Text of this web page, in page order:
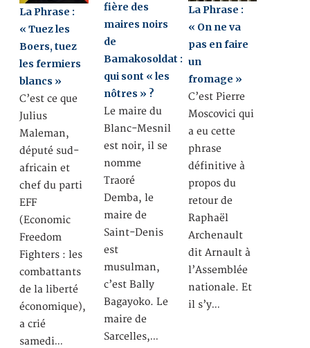
La Phrase :
« Tuez les
Boers, tuez
les fermiers
blancs »
C’est ce que
Julius
Maleman,
député sud-
africain et
chef du parti
EFF
(Economic
Freedom
Fighters : les
combattants
de la liberté
économique),
a crié
samedi…
fière des
maires noirs
de
Bamakosoldat :
qui sont « les
nôtres » ?
Le maire du
Blanc-Mesnil
est noir, il se
nomme
Traoré
Demba, le
maire de
Saint-Denis
est
musulman,
c’est Bally
Bagayoko. Le
maire de
Sarcelles,…
La Phrase :
« On ne va
pas en faire
un
fromage »
C’est Pierre
Moscovici qui
a eu cette
phrase
définitive à
propos du
retour de
Raphaël
Archenault
dit Arnault à
l’Assemblée
nationale. Et
il s’y…